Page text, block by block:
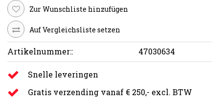
Zur Wunschliste hinzufügen
Auf Vergleichsliste setzen
Artikelnummer:: 47030634
Snelle leveringen
Gratis verzending vanaf € 250,- excl. BTW